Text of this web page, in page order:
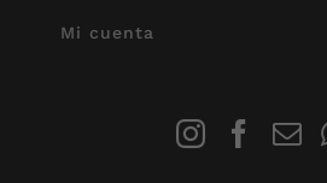
Mi cuenta